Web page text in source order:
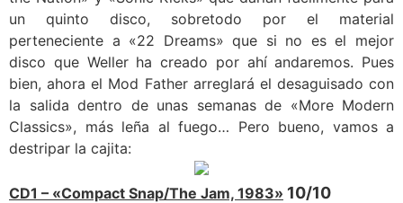
un quinto disco, sobretodo por el material
perteneciente a «22 Dreams» que si no es el mejor
disco que Weller ha creado por ahí andaremos. Pues
bien, ahora el Mod Father arreglará el desaguisado con
la salida dentro de unas semanas de «More Modern
Classics», más leña al fuego… Pero bueno, vamos a
destripar la cajita:
CD1 – «Compact Snap/The Jam, 1983» 10/10